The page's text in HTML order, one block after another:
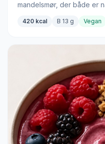
mandelsmør, der både er
420 kcal B 13 g Vegan